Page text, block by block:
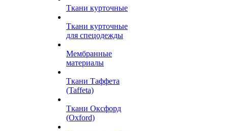
Ткани курточные
Ткани курточные
для спецодежды
Мембранные
материалы
Ткани Таффета
(Taffeta)
Ткани Оксфорд
(Oxford)